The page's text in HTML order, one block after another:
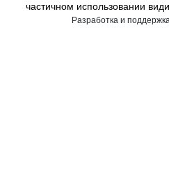
частичном использовании
Разработка и